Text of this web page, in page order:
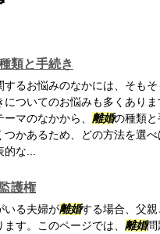
類と手続き
するお悩みのなかには、そもそ
についてのお悩みも多くありま
マのなかから、 離婚の種類と
つかあるため、どの方法を選
な...
護権
いる夫婦が離婚する場合、父
ます。このページでは、 離婚問